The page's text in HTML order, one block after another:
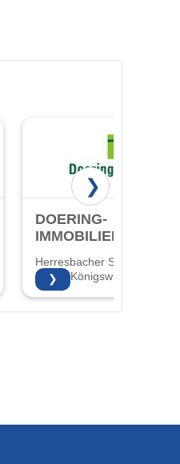
DOERING-
IMMOBILIEN
Herresbacher Straße 7
53639 Königswinter
❯
❯